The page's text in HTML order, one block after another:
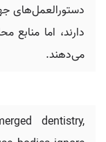
دستورالعمل‌های
دارند، اما منابع
می‌دهند.
dentistry,